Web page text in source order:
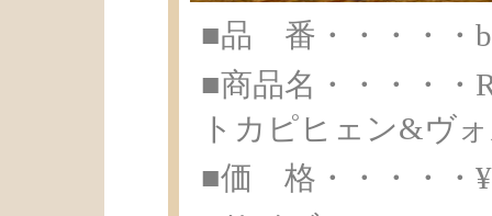
■品 番・・・・・
■商品名・・・・・
トカピヒェン&ヴ
■価 格・・・・・